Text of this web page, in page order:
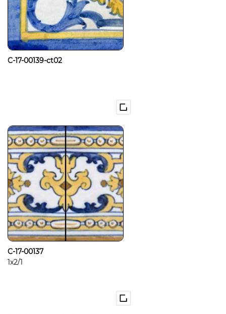
C-17-00139-ct02
C-17-00137
1x2/1